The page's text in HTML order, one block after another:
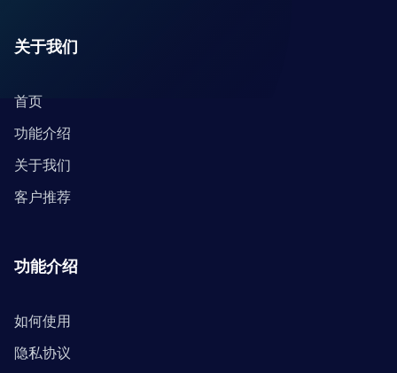
关于我们
首页
功能介绍
关于我们
客户推荐
功能介绍
如何使用
隐私协议